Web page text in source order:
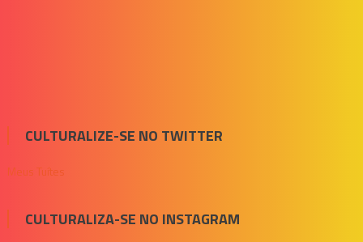
CULTURALIZE-SE NO TWITTER
Meus Tuítes
CULTURALIZA-SE NO INSTAGRAM